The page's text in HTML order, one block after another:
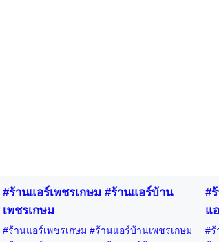
#ร้านแอร์เพชรเกษม #ร้านแอร์บ้าน
เพชรเกษม
#ร้านแอร์เพชรเกษม #ร้านแอร์บ้านเพชรเกษม
#
แ
#